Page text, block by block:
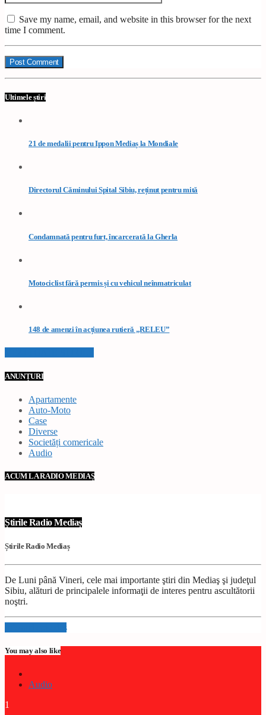
Save my name, email, and website in this browser for the next
time I comment.
Ultimele știri
21 de medalii pentru Ippon Mediaș la Mondiale
Directorul Căminului Spital Sibiu, reținut pentru mită
Condamnată pentru furt, încarcerată la Gherla
Motociclist fără permis și cu vehicul neînmatriculat
148 de amenzi în acțiunea rutieră „RELEU”
ANUNȚURI
Apartamente
Auto-Moto
Case
Diverse
Societăți comericale
Audio
ACUM LA RADIO MEDIAȘ
Știrile Radio Mediaș
Știrile Radio Mediaș
De Luni până Vineri, cele mai importante ştiri din Mediaş şi judeţul
Sibiu, alături de principalele informaţii de interes pentru ascultătorii
noştri.
Info and episodes
You may also like
Audio
1